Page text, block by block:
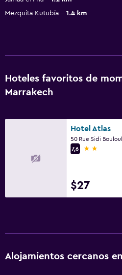
Mezquita Kutubía
1.4 km
Hoteles favoritos de
Marrakech
Hotel Atlas
7,6
2 estrellas
$27
Alojamientos cercanos